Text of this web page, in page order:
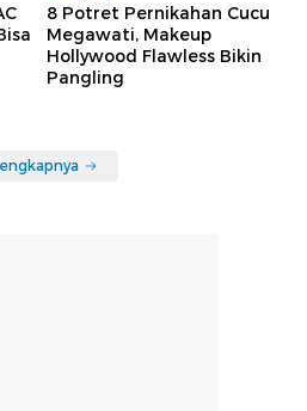
8 Potret Pernikahan Cucu
Megawati, Makeup
Hollywood Flawless Bikin
Pangling